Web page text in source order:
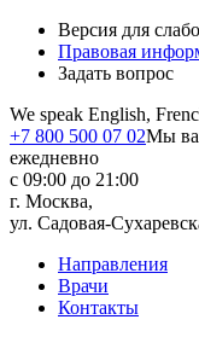
Версия для
Правовая
Задать вопрос
We speak English,
+7 800 500 07 02Мы
ежедневно
с 09:00 до 21:00
г. Москва,
ул. Садовая-
Направления
Врачи
Контакты